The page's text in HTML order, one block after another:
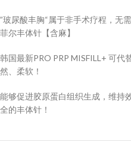
”玻尿酸丰胸“属于非手术疗程，无
菲尔丰体针【含麻】
韩国最新PRO PRP MISFILL+ 可代
然、柔软！
能够促进胶原蛋白组织生成，维持
全的丰体针！